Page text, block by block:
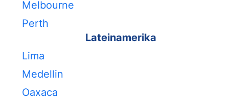
Melbourne
Perth
Lateinamerika
Lima
Medellin
Oaxaca